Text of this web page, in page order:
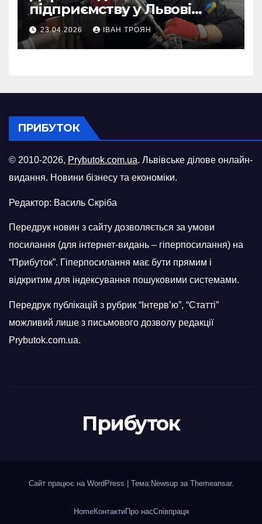
підприємству у Львові
відновити виробничі
потужності після атаки
російського БПЛА
23.04.2026 ІВАН ТРОЯН
ПРИБУТОК
© 2010-2026, Prybutok.com.ua. Львівське ділове онлайн-
видання. Новини бізнесу та економіки.
Редактор: Василь Скріба
Передрук новин з сайту дозволяється за умови
посилання (для інтернет-видань – гіперпосилання) на
“Прибуток”. Гіперпосилання має бути прямим і
відкритим для індексування пошуковими системами.
Передрук публікацій з рубрик “Інтерв’ю”, “Статті”
можливий лише з письмового дозволу редакції
Prybutok.com.ua.
Прибуток
Сайт працює на WordPress Тема:Newsup за Themeansar.
HomeКонтактиПро насСпівпраця